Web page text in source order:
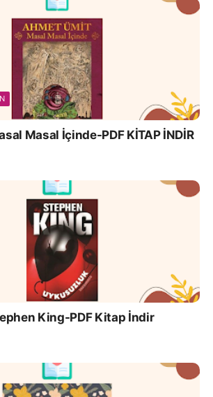
Masal İçinde-PDF KİTAP İNDİR
King-PDF Kitap İndir